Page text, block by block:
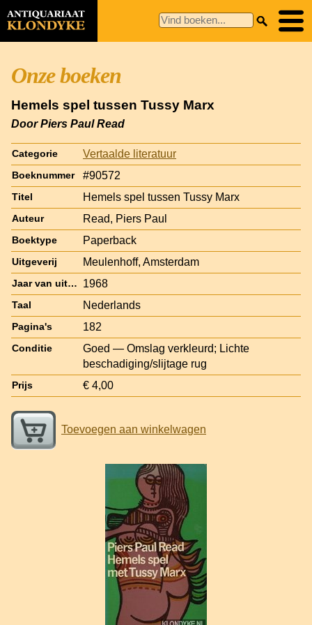
Onze boeken
Hemels spel tussen Tussy Marx
Door Piers Paul Read
Categorie Vertaalde literatuur
Boeknummer #90572
Titel Hemels spel tussen Tussy Marx
Auteur Read, Piers Paul
Boektype Paperback
Uitgeverij Meulenhoff, Amsterdam
Jaar van uitgave 1968
Taal Nederlands
Pagina's 182
Conditie
Goed — Omslag verkleurd; Lichte
beschadiging/slijtage rug
Prijs € 4,00
Toevoegen aan winkelwagen